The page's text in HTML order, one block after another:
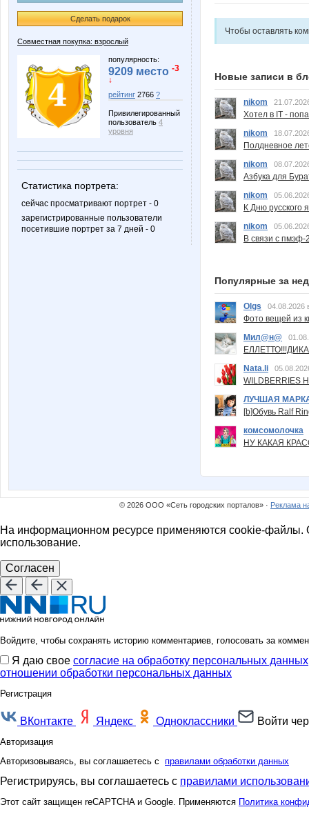
Сделать подарок
Совместная покупка: взрослый
популярность:
9209 место -3
↓
рейтинг 2766 ?
Привилегированный
пользователь 4
уровня
Статистика портрета:
сейчас просматривают портрет - 0
зарегистрированные пользователи
посетившие портрет за 7 дней - 0
Чтобы оставлять
Новые записи в
nikom
Хотел в IT -
nikom
Полдневное
nikom
Азбука для
nikom
К Дню русского
nikom
В связи с пмэф-
Популярные за
Olgs 04.08.2026
Фото вещей из
Мил@н@
Nata.li
ЛУЧШАЯ
[b]Обувь Ralf
комсомолочка
НУ КАКАЯ
© 2026 ООО «Сеть городских порталов» · Реклама
На информационном ресурсе применяются cookie-файлы.
использование.
Согласен
Войдите, чтобы сохранять историю комментариев, голосовать за
Я даю свое согласие на обработку персональных данных
отношении обработки персональных данных
Регистрация
ВКонтакте Яндекс Одноклассники Войти
Авторизация
Авторизовываясь, вы соглашаетесь с правилами обработки данных
Регистрируясь, вы соглашаетесь с правилами
Этот сайт защищен reCAPTCHA и Google. Применяются Политика